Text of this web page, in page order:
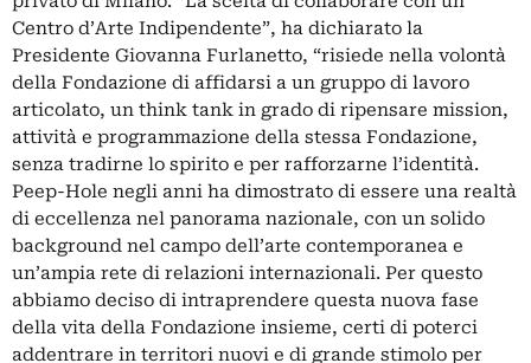
Centro d’Arte Indipendente”, ha dichiarato la
Presidente Giovanna Furlanetto, “risiede nella volontà
della Fondazione di affidarsi a un gruppo di lavoro
articolato, un think tank in grado di ripensare mission,
attività e programmazione della stessa Fondazione,
senza tradirne lo spirito e per rafforzarne l’identità.
Peep-Hole negli anni ha dimostrato di essere una realtà
di eccellenza nel panorama nazionale, con un solido
background nel campo dell’arte contemporanea e
un’ampia rete di relazioni internazionali. Per questo
abbiamo deciso di intraprendere questa nuova fase
della vita della Fondazione insieme, certi di poterci
addentrare in territori nuovi e di grande stimolo per